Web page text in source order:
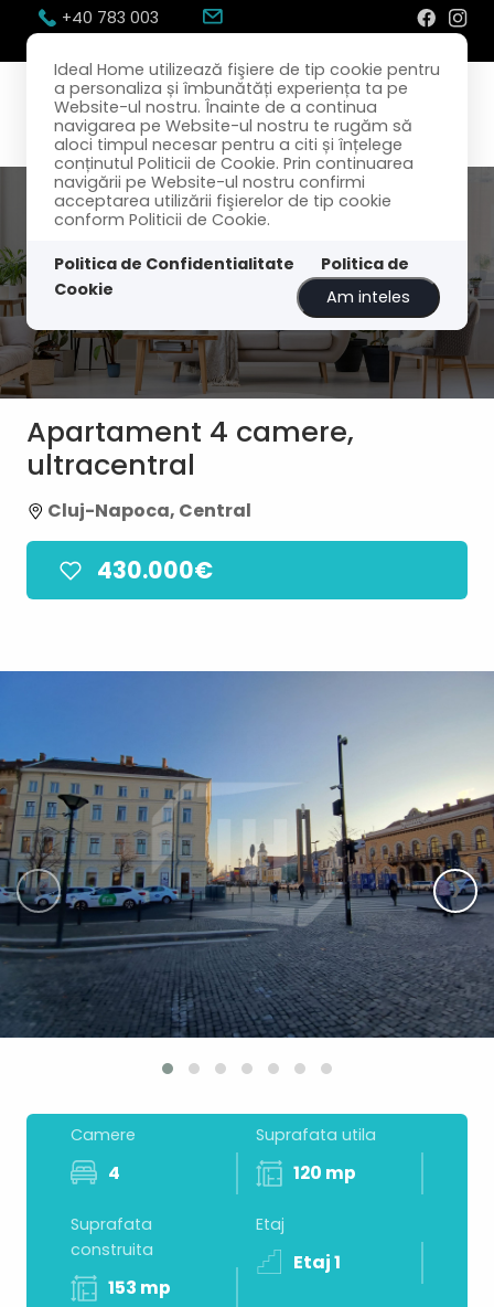
Ideal Home utilizează fişiere de tip cookie pentru
a personaliza și îmbunătăți experiența ta pe
Website-ul nostru. Înainte de a continua
navigarea pe Website-ul nostru te rugăm să
aloci timpul necesar pentru a citi și înțelege
conținutul Politicii de Cookie. Prin continuarea
navigării pe Website-ul nostru confirmi
acceptarea utilizării fişierelor de tip cookie
conform Politicii de Cookie.
Politica de Confidentialitate
Politica de
Cookie
Am inteles
+40 783 003
Apartament 4 camere,
ultracentral
Cluj-Napoca, Central
430.000€
‹ ›
Camere
4
Suprafata utila
120 mp
Suprafata
construita
153 mp
Etaj
Etaj 1